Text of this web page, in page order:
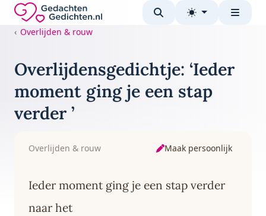
Direct naar de inhoud
Gedachten-Gedichten.nl — naar de homepage
Overlijden & rouw
Overlijdensgedichtje: ‘Ieder
moment ging je een stap
verder ’
Overlijden & rouw Maak persoonlijk
Ieder moment ging je een stap verder
naar het